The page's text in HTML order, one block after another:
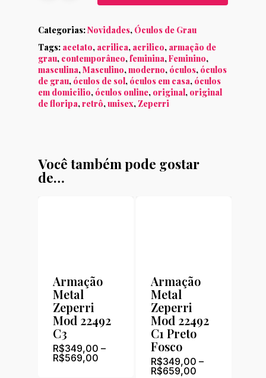
Categorias:Novidades, Óculos de Grau
Tags: acetato, acrilica, acrilico, armação de
grau, contemporâneo,feminina,Feminino,
masculina,Masculino,moderno, óculos, óculos
de grau, óculos de sol, óculos em casa, óculos
em domicilio, óculos online, original, original
de floripa,retrô,unisex, Zeperri
Você também pode gostar
de…
Armação
Metal
Zeperri
Mod 22492
C3
R$349,00 –
R$569,00
Armação
Metal
Zeperri
Mod 22492
C1 Preto
Fosco
R$349,00 –
R$659,00